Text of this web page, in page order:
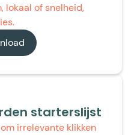
lokaal of snelheid,
starterslijst
irrelevante klikken